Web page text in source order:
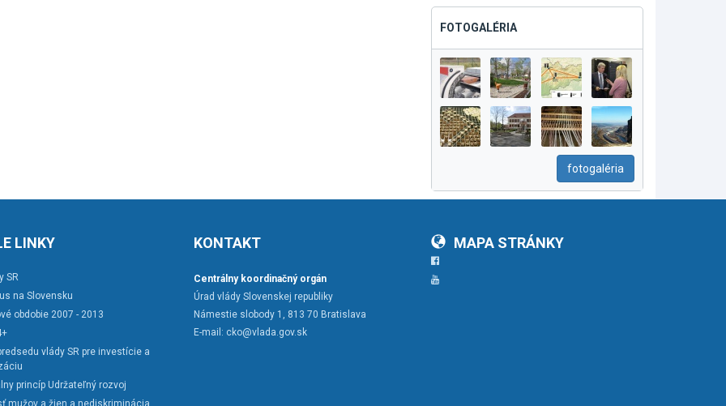
FOTOGALÉRIA
fotogaléria
LINKY
SR
na Slovensku
obdobie 2007 - 2013
vlády SR pre investície a
princíp Udržateľný rozvoj
mužov a žien a nediskriminácia
KONTAKT
Centrálny koordinačný orgán
Úrad vlády Slovenskej republiky
Námestie slobody 1, 813 70 Bratislava
E-mail: cko@vlada.gov.sk
MAPA STRÁNKY
Facebook
YouTube